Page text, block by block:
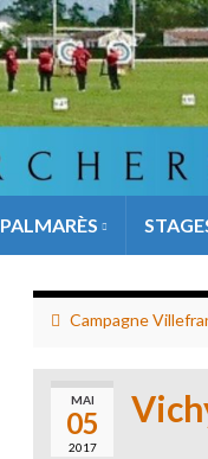
PALMARÈS
Campagne
MAI
05
2017